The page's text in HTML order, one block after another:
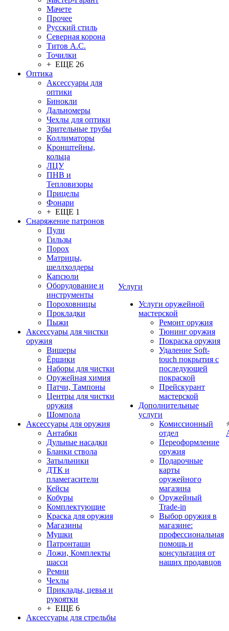
Мачете
Прочее
Русский стиль
Северная корона
Титов А.С.
Точилки
+ ЕЩЕ 26
Оптика
Аксессуары для
оптики
Бинокли
Дальномеры
Чехлы для оптики
Зрительные трубы
Коллиматоры
Кронштейны,
кольца
ЛЦУ
ПНВ и
Тепловизоры
Прицелы
Фонари
+ ЕЩЕ 1
Снаряжение патронов
Пули
Гильзы
Порох
Матрицы,
шеллхолдеры
Капсюли
Оборудование и
инструменты
Пороховницы
Прокладки
Пыжи
Аксессуары для чистки
оружия
Вишеры
Ёршики
Наборы для чистки
Оружейная химия
Патчи, Тампоны
Центры для чистки
оружия
Шомпола
Аксессуары для оружия
Антабки
Дульные насадки
Бланки ствола
Затыльники
ДТК и
пламегасители
Кейсы
Кобуры
Комплектующие
Краска для оружия
Магазины
Мушки
Патронташи
Ложи, Комплекты
шасси
Ремни
Чехлы
Приклады, цевья и
рукоятки
+ ЕЩЕ 6
Аксессуары для стрельбы
Услуги
Услуги оружейной
мастерской
Ремонт оружия
Тюнинг оружия
Покраска оружия
Удаление Soft-
touch покрытия с
последующей
покраской
Прейскурант
мастерской
Дополнительные
услуги
Комиссионный
отдел
Переоформление
оружия
Подарочные
карты
оружейного
магазина
Оружейный
Trade-in
Выбор оружия в
магазине:
профессиональная
помощь и
консультация от
наших продавцов